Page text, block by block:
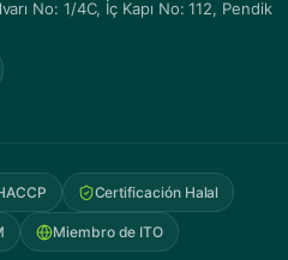
No: 1/4C, İç Kapı No: 112, Pendik
Certificación Halal
Miembro de ITO